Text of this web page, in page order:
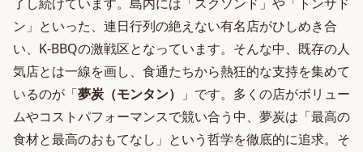
ン」といった、連日行列の絶えない有名店がひしめき合
い、K-BBQの激戦区となっています。そんな中、既存の人
気店とは一線を画し、食通たちから熱狂的な支持を集めて
いるのが「夢炭（モンタン）
」です。多くの店がボリュー
ムやコストパフォーマンスで競い合う中、夢炭は「最高の
食材と最高のおもてなし」という哲学を徹底的に追求。そ